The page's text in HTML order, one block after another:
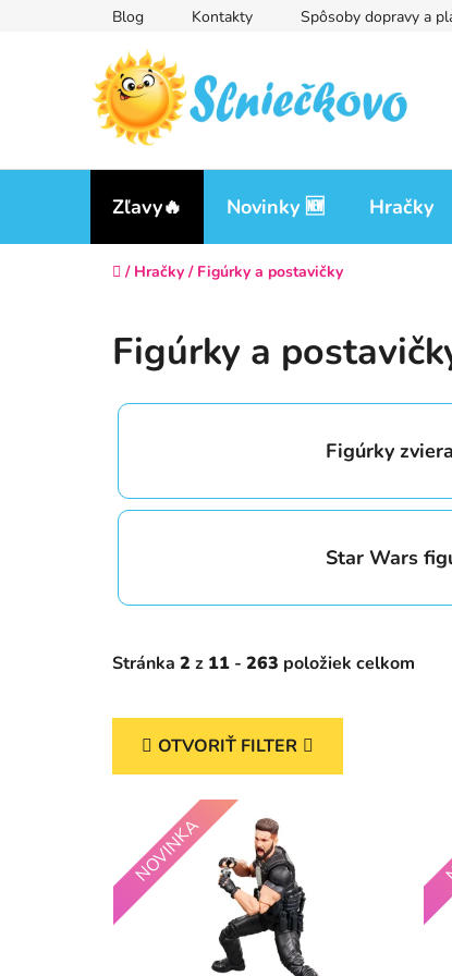
Blog Kontakty Spôsoby dopravy a
Zľavy🔥 Novinky 🆕 Hračky
Domov
/ Hračky / Figúrky a postavičky
Figúrky a
Figúrky
Star Wars
Stránka 2 z 11 - 263 položiek celkom
OTVORIŤ FILTER
p
i
s
NOVINKA